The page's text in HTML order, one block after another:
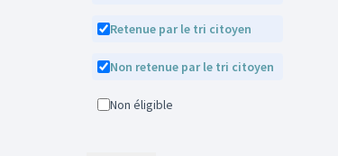
Retenue par le tri citoyen
Non retenue par le tri citoyen
Non éligible